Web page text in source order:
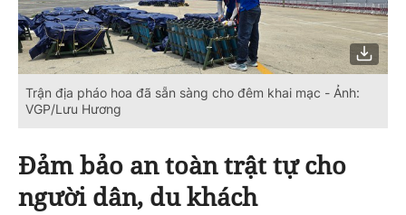
Trận địa pháo hoa đã sẵn sàng cho đêm khai mạc - Ảnh:
VGP/Lưu Hương
Đảm bảo an toàn trật tự cho
người dân, du khách